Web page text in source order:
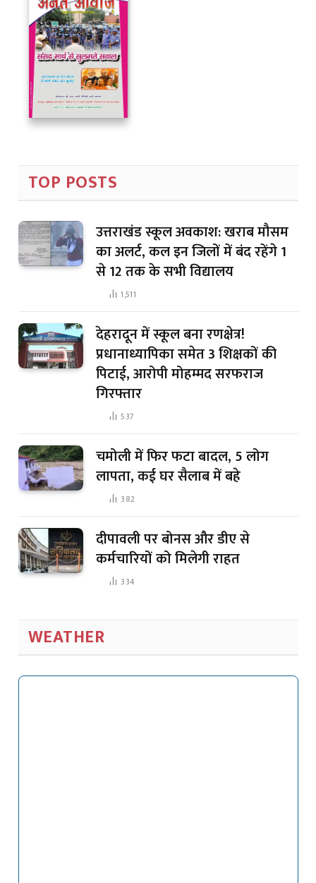
TOP POSTS
उत्तराखंड स्कूल अवकाश: खराब मौसम
का अलर्ट, कल इन जिलों में बंद रहेंगे 1
से 12 तक के सभी विद्यालय
1,511
देहरादून में स्कूल बना रणक्षेत्र!
प्रधानाध्यापिका समेत 3 शिक्षकों की
पिटाई, आरोपी मोहम्मद सरफराज
गिरफ्तार
537
चमोली में फिर फटा बादल, 5 लोग
लापता, कई घर सैलाब में बहे
382
दीपावली पर बोनस और डीए से
कर्मचारियों को मिलेगी राहत
334
WEATHER